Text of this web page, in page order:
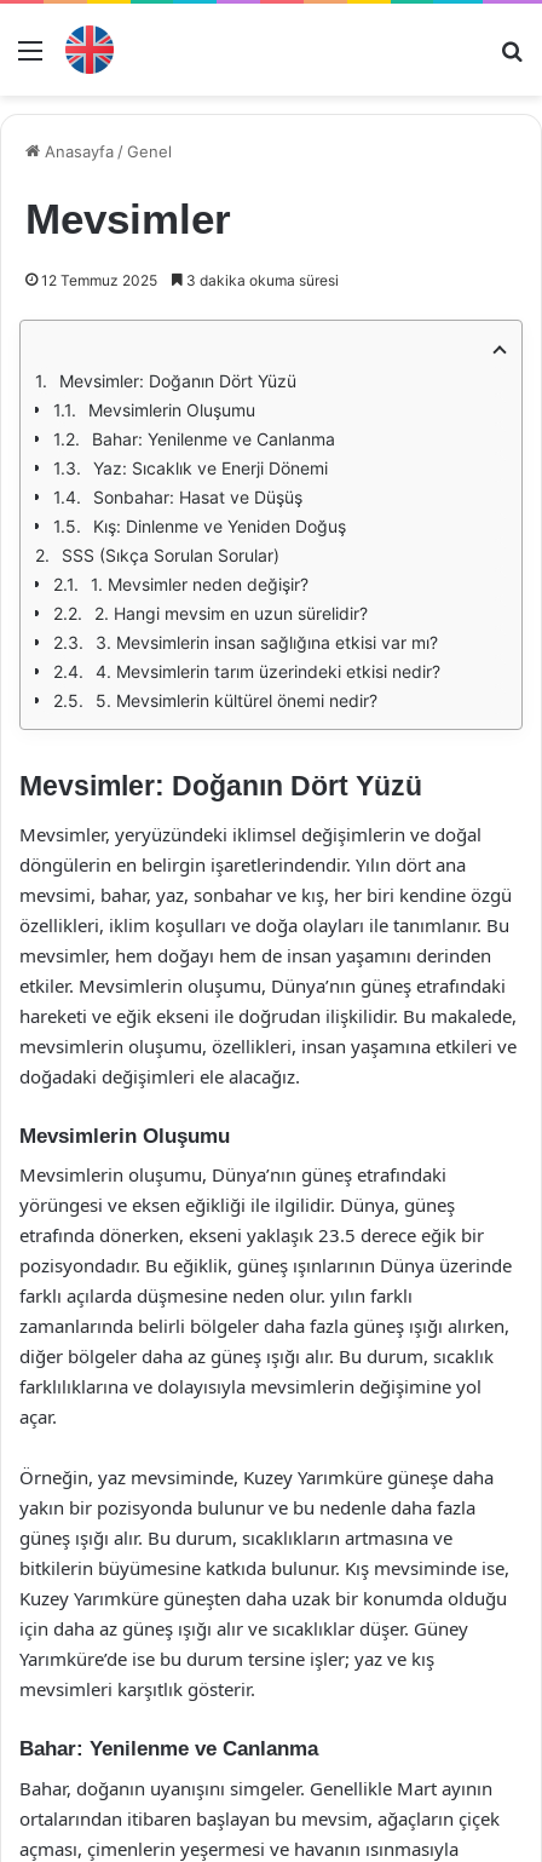
Menü
Anasayfa /Genel
Mevsimler
12 Temmuz 2025 3 dakika okuma süresi
Mevsimler: Doğanın Dört Yüzü
Mevsimlerin Oluşumu
Bahar: Yenilenme ve Canlanma
Yaz: Sıcaklık ve Enerji Dönemi
Sonbahar: Hasat ve Düşüş
Kış: Dinlenme ve Yeniden Doğuş
SSS (Sıkça Sorulan Sorular)
1. Mevsimler neden değişir?
2. Hangi mevsim en uzun sürelidir?
3. Mevsimlerin insan sağlığına etkisi var mı?
4. Mevsimlerin tarım üzerindeki etkisi nedir?
5. Mevsimlerin kültürel önemi nedir?
Mevsimler: Doğanın Dört Yüzü
Mevsimler, yeryüzündeki iklimsel değişimlerin ve doğal
döngülerin en belirgin işaretlerindendir. Yılın dört ana
mevsimi, bahar, yaz, sonbahar ve kış, her biri kendine özgü
özellikleri, iklim koşulları ve doğa olayları ile tanımlanır. Bu
mevsimler, hem doğayı hem de insan yaşamını derinden
etkiler. Mevsimlerin oluşumu, Dünya’nın güneş etrafındaki
hareketi ve eğik ekseni ile doğrudan ilişkilidir. Bu makalede,
mevsimlerin oluşumu, özellikleri, insan yaşamına etkileri ve
doğadaki değişimleri ele alacağız.
Mevsimlerin Oluşumu
Mevsimlerin oluşumu, Dünya’nın güneş etrafındaki
yörüngesi ve eksen eğikliği ile ilgilidir. Dünya, güneş
etrafında dönerken, ekseni yaklaşık 23.5 derece eğik bir
pozisyondadır. Bu eğiklik, güneş ışınlarının Dünya üzerinde
farklı açılarda düşmesine neden olur. yılın farklı
zamanlarında belirli bölgeler daha fazla güneş ışığı alırken,
diğer bölgeler daha az güneş ışığı alır. Bu durum, sıcaklık
farklılıklarına ve dolayısıyla mevsimlerin değişimine yol
açar.
Örneğin, yaz mevsiminde, Kuzey Yarımküre güneşe daha
yakın bir pozisyonda bulunur ve bu nedenle daha fazla
güneş ışığı alır. Bu durum, sıcaklıkların artmasına ve
bitkilerin büyümesine katkıda bulunur. Kış mevsiminde ise,
Kuzey Yarımküre güneşten daha uzak bir konumda olduğu
için daha az güneş ışığı alır ve sıcaklıklar düşer. Güney
Yarımküre’de ise bu durum tersine işler; yaz ve kış
mevsimleri karşıtlık gösterir.
Bahar: Yenilenme ve Canlanma
Bahar, doğanın uyanışını simgeler. Genellikle Mart ayının
ortalarından itibaren başlayan bu mevsim, ağaçların çiçek
açması, çimenlerin yeşermesi ve havanın ısınmasıyla